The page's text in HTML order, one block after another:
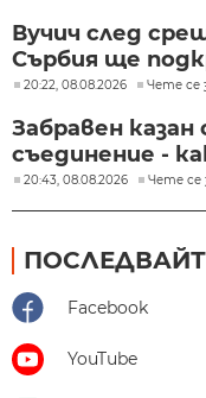
Вучич след
Сърбия ще
20:22, 08.08.2026 Чете се
Забравен казан
съединение -
20:43, 08.08.2026 Чете се
Facebook
YouTube